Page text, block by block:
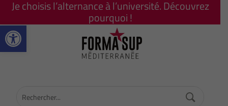
Ouvrir la barre d’outils
Je choisis l’alternance à l’université. Découvrez
pourquoi !